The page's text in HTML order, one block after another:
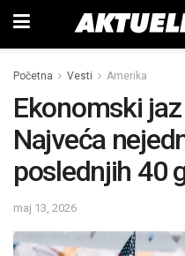
Početna Vesti Amerika
Ekonomski
Najveća
poslednjih 40
maj 13, 2026